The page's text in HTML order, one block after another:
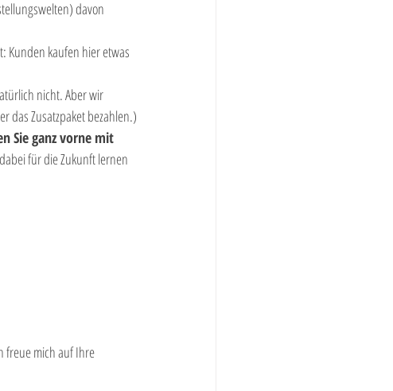
davon
Kunden kaufen hier etwas
nicht. Aber wir
das Zusatzpaket bezahlen.)
Sie ganz vorne mit
für die Zukunft lernen
freue mich auf Ihre